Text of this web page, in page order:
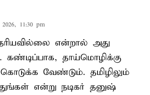
11:30 pm
என்றால் அது
தாய்மொழிக்கு
கொடுக்க வேண்டும். தமிழிலும்
என்று நடிகர் தனுஷ்